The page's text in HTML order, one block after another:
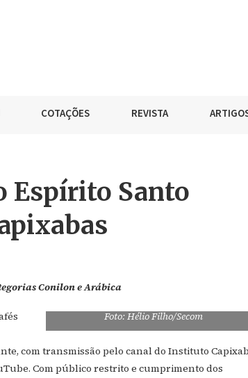
COTAÇÕES REVISTA
Espírito Santo
Conilon e Arábica
Foto: Hélio Filho/Secom
com transmissão pelo canal do Instituto
Com público restrito e cumprimento dos